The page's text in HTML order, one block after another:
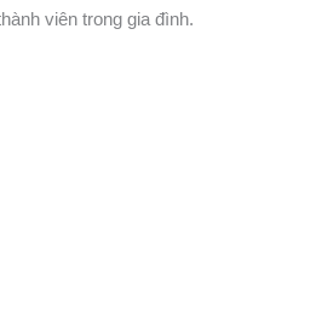
viên trong gia đình.